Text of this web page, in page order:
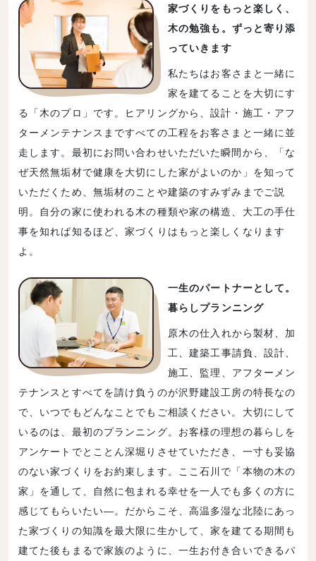
家づくりをもっと楽しく、
木の勉強も。ずっと寄り添
っていきます
私たちはお客さまと一緒に
家を建てることを大切にす
る「木のプロ」です。ヒアリングから、設計・施工・アフ
ターメンテナンスまですべての工程をお客さまと一緒に並
走します。最初にお問い合わせいただいた瞬間から、「な
ぜ天然無垢材で健康を大切にした家がよいのか」を知って
いただくため、無垢材のことや建築のすみずみまでご説
明。自分の家に使われる木の種類や家の構造、大工の手仕
事を知れば知るほど、家づくりはもっと楽しくなります
よ。
一生のパートナーとして。
暮らしプランニング
原木の仕入れから製材、加
工、建築工事請負、設計、
施工、監理、アフターメン
テナンスとすべてを請け負うのが沢野建設工房の特長なの
で、いつでもどんなことでもご相談ください。大切にして
いるのは、最初のプランニング。お客様の理想の暮らしを
アンケートでとことん深堀りさせていただき、一寸も妥協
のない家づくりをお約束します。ここ石川で「本物の木の
家」を通して、自然に包まれる幸せを一人でも多くの方に
感じてもらいたい―。だからこそ、高温多湿な北陸にあっ
た家づくりの知識を最大限に生かして、家を建てる期間も
建てた後もまるで家族のように、一生お付き合いできるパ